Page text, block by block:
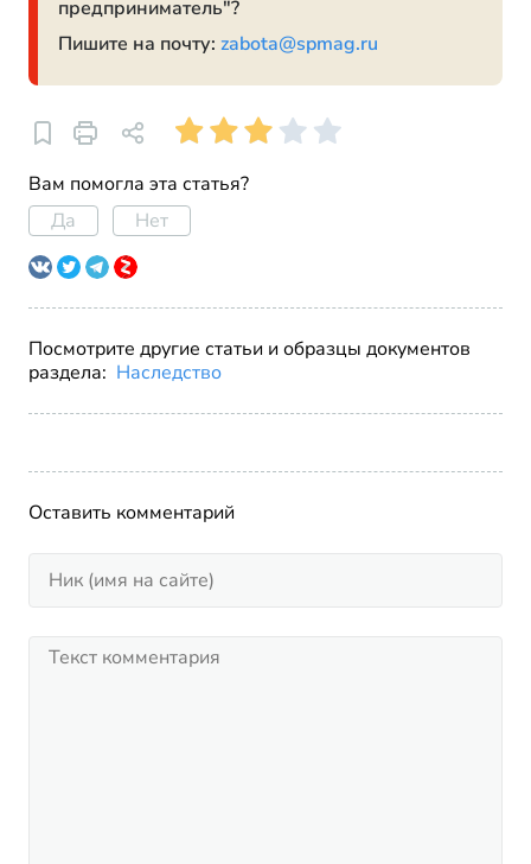
предприниматель"?
Пишите на почту: zabota@spmag.ru
Вам помогла эта статья?
Да
Нет
Посмотрите другие статьи и образцы документов
раздела: Наследство
Оставить комментарий